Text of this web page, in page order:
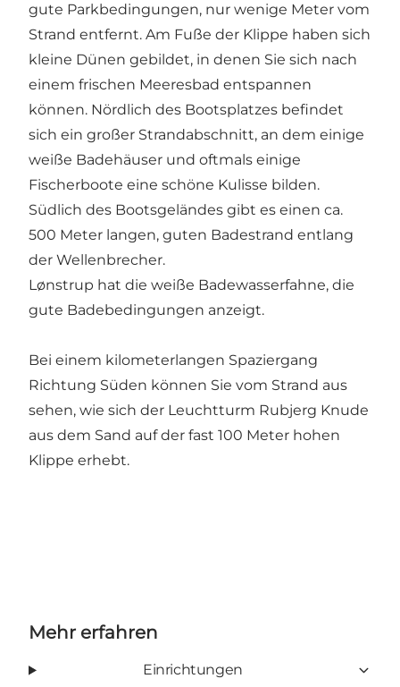
gute Parkbedingungen, nur wenige Meter vom
Strand entfernt. Am Fuße der Klippe haben sich
kleine Dünen gebildet, in denen Sie sich nach
einem frischen Meeresbad entspannen
können. Nördlich des Bootsplatzes befindet
sich ein großer Strandabschnitt, an dem einige
weiße Badehäuser und oftmals einige
Fischerboote eine schöne Kulisse bilden.
Südlich des Bootsgeländes gibt es einen ca.
500 Meter langen, guten Badestrand entlang
der Wellenbrecher.
Lønstrup hat die weiße Badewasserfahne, die
gute Badebedingungen anzeigt.
Bei einem kilometerlangen Spaziergang
Richtung Süden können Sie vom Strand aus
sehen, wie sich der Leuchtturm Rubjerg Knude
aus dem Sand auf der fast 100 Meter hohen
Klippe erhebt.
Mehr erfahren
Einrichtungen